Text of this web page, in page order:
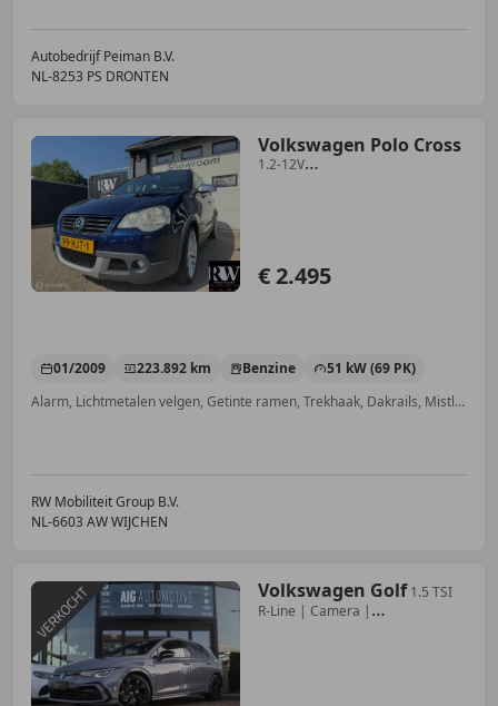
Autobedrijf Peiman B.V.
NL-8253 PS DRONTEN
Volkswagen Polo Cross
1.2-12V
€ 2.495
01/2009 223.892 km Benzine
51 kW (69 PK)
Alarm, Lichtmetalen velgen, Getinte ramen, Trekhaak, Dakrails, Mistlampen, Airconditioning, Cruise control
RW Mobiliteit Group B.V.
NL-6603 AW WIJCHEN
Volkswagen Golf 1.5 TSI
R-Line | Camera |